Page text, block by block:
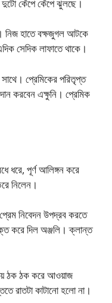
দুটো কেঁপে কেঁপে ঝুলছে।
নিজ হাতে বক্ষজুগল আটকে
সেদিক লাফাতে থাকে।
প্রেমিকের পরিতৃপ্ত
করবেন এক্ষুনি। প্রেমিক
ধরে, পূর্ণ আলিঙ্গন করে
নিলেন।
প্রেম নিবেদন উপদ্রব করতে
করে দিল অঞ্জলি। ক্লান্ত
ঠক ঠক করে আওয়াজ
রাতটা কাটানো হলো না।